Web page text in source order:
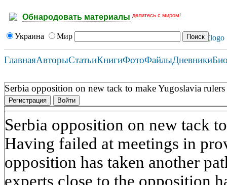
Обнародовать материалы делитесь с миром!
Украина Мир
ГлавнаяАвторыСтатьиКнигиФотоФайлыДневники
Serbia opposition on new tack to make Yugoslavia
Регистрация Войти
Serbia opposition on new tack
Having failed at meetings in
opposition has taken another
experts close to the opposition